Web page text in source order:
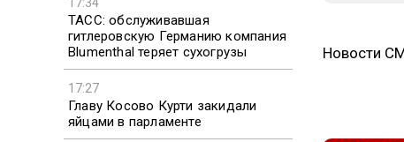
ТАСС: обслуживавшая
гитлеровскую Германию компания
Blumenthal теряет сухогрузы
17:27
Главу Косово Курти закидали
яйцами в парламенте
Новости